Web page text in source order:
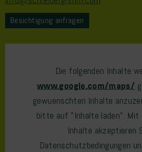
Besichtigung anfragen
Die folgenden Inhalte
www.google.com/maps/
gewuenschten Inhalte
bitte auf "Inhalte laden". Mit
Inhalte akzeptieren
Datenschutzbedingungen